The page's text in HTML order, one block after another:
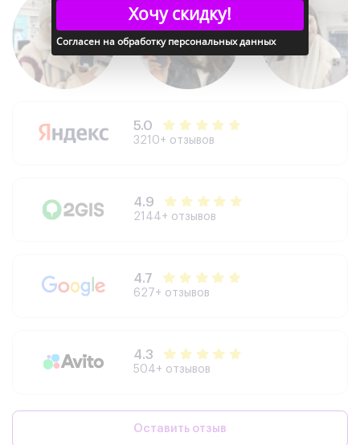
Реверсивная зарядка: Да
Дополнительно
Стереодинамики: Да
Samsung DeX: Да
5.0
3210+ отзывов
4.9
2144+ отзывов
4.7
627+ отзывов
4.3
504+ отзывов
Оставить отзыв
Хочу скидку!
Согласен на обработку персональных данных